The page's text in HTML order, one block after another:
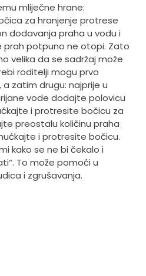
mliječne hrane:
za hranjenje protrese
dodavanja praha u vodu i
prah potpuno ne otopi. Zato
velika da se sadržaj može
roditelji mogu prvo
zatim drugu: najprije u
vode dodajte polovicu
i protresite bočicu za
preostalu količinu praha
i protresite bočicu.
kako se ne bi čekalo i
To može pomoći u
i zgrušavanja.